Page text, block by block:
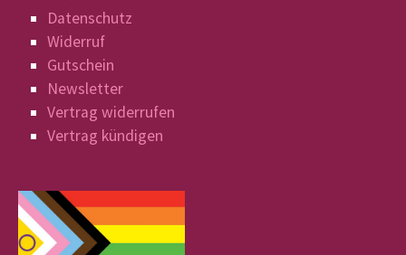
Datenschutz
Widerruf
Gutschein
Newsletter
Vertrag widerrufen
Vertrag kündigen